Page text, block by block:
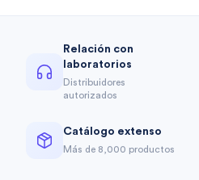
Relación con
laboratorios
Distribuidores
autorizados
Catálogo extenso
Más de 8,000 productos